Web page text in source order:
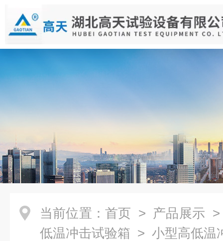
当前位置： 首页 > 产品展示
低温冲击试验箱 > 小型高低温